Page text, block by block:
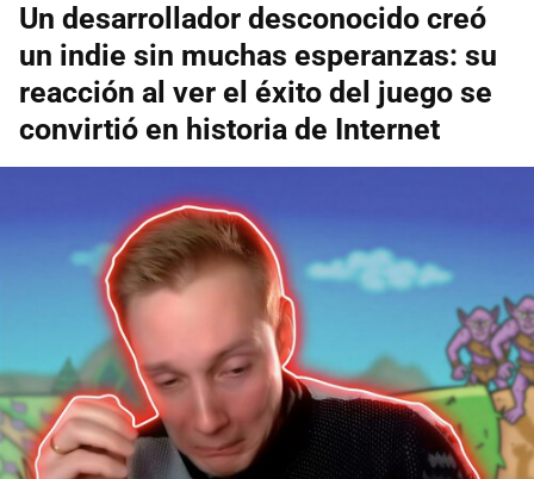
Un desarrollador desconocido creó
un indie sin muchas esperanzas: su
reacción al ver el éxito del juego se
convirtió en historia de Internet